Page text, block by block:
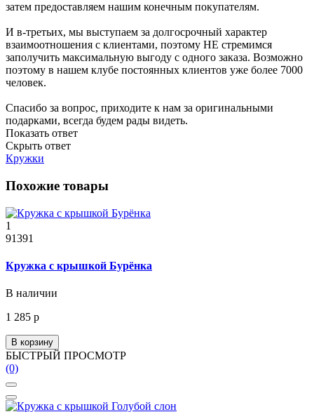
затем предоставляем нашим конечным покупателям.
И в-третьих, мы выступаем за долгосрочный характер
взаимоотношения с клиентами, поэтому НЕ стремимся
заполучить максимальную выгоду с одного заказа. Возможно
поэтому в нашем клубе постоянных клиентов уже более 7000
человек.
Спасибо за вопрос, приходите к нам за оригинальными
подарками, всегда будем рады видеть.
Показать ответ
Скрыть ответ
Кружки
Похожие товары
1
91391
Кружка с крышкой Бурёнка
В наличии
1 285 р
В корзину
БЫСТРЫЙ ПРОСМОТР
(0)